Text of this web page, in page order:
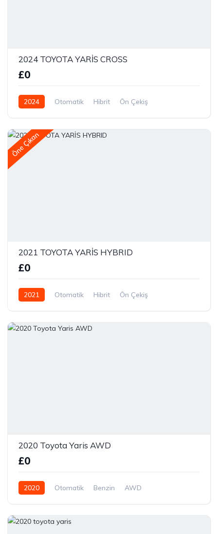
2024 TOYOTA YARİS CROSS
£0
2024 Otomatik Hibrit Ön Çekiş
Öne Çıkan
2021 TOYOTA YARİS HYBRID
£0
2021 Otomatik Hibrit Ön Çekiş
2020 Toyota Yaris AWD
£0
2020 Otomatik Benzin AWD